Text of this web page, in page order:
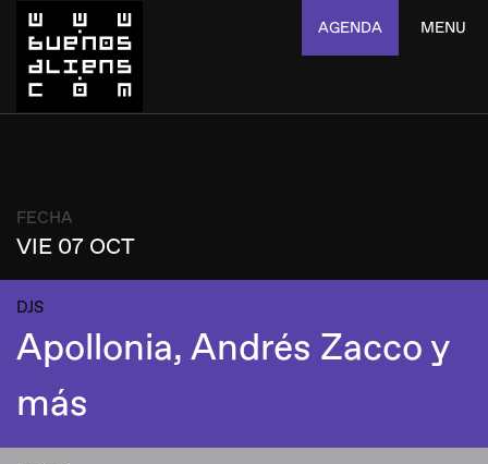
AGENDA MENU
FECHA
VIE 07 OCT
DJS
Apollonia, Andrés Zacco y
más